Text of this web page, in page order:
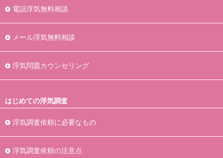
電話浮気無料相談
メール浮気無料相談
浮気問題カウンセリング
はじめての浮気調査
浮気調査依頼に必要なもの
浮気調査依頼の注意点